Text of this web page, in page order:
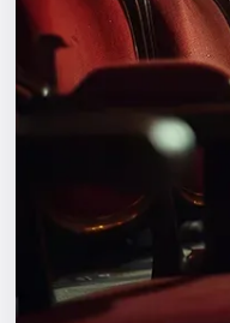
Площадки
Артисты